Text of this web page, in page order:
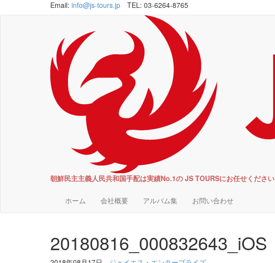
Email: info@js-tours.jp TEL: 03-6264-8765
朝鮮民主主義人民共和国手配は実績No.1の JS TOURSにお任せください
ホーム 会社概要 アルバム集 お問い合わせ
20180816_000832643_iOS